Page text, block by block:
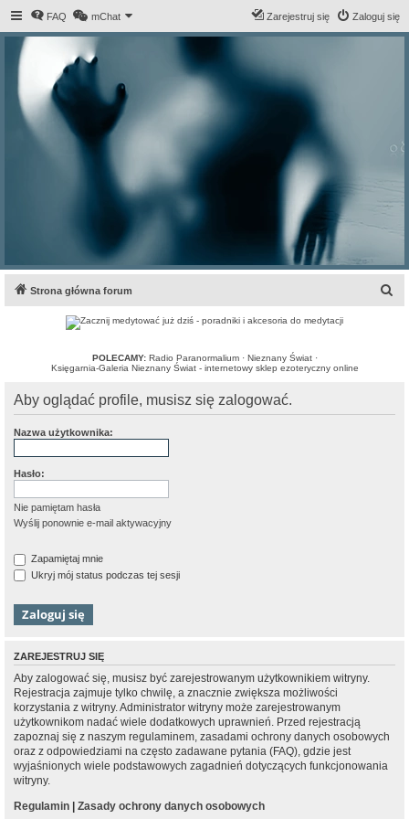
FAQ mChat Zaloguj się
Zarejestruj się
Strona główna forum
POLECAMY: Radio Paranormalium· Nieznany Świat·
Księgarnia-Galeria Nieznany Świat - internetowy sklep ezoteryczny online
Aby oglądać profile, musisz się zalogować.
Nazwa użytkownika:
Hasło:
Nie pamiętam hasła
Wyślij ponownie e-mail aktywacyjny
Zapamiętaj mnie
Ukryj mój status podczas tej sesji
ZAREJESTRUJ SIĘ
Aby zalogować się, musisz być zarejestrowanym użytkownikiem witryny.
Rejestracja zajmuje tylko chwilę, a znacznie zwiększa możliwości
korzystania z witryny. Administrator witryny może zarejestrowanym
użytkownikom nadać wiele dodatkowych uprawnień. Przed rejestracją
zapoznaj się z naszym regulaminem, zasadami ochrony danych osobowych
oraz z odpowiedziami na często zadawane pytania (FAQ), gdzie jest
wyjaśnionych wiele podstawowych zagadnień dotyczących funkcjonowania
witryny.
Regulamin | Zasady ochrony danych osobowych